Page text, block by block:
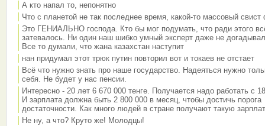
А кто напал то, непонятно
Что с планетой не так последнее время, какой-то массовый свист
Это ГЕНИАЛЬНО господа. Кто бы мог подумать, что ради этого
затевалось. Ни один наш шибко умный эксперт даже не
Все то думали, что жана казахстан наступит
нан придумал этот трюк путин повторил вот и токаев не отстает
Всё что нужно знать про наше государство. Надеяться нужно
себя. Не будет у нас пенсии.
Интересно - 20 лет 6 670 000 тенге. Получается надо работать с
И зарплата должна быть 2 800 000 в месяц, чтобы достичь порога
достаточности. Как много людей в стране получают такую
Не ну, а что? Круто же! Молодцы!